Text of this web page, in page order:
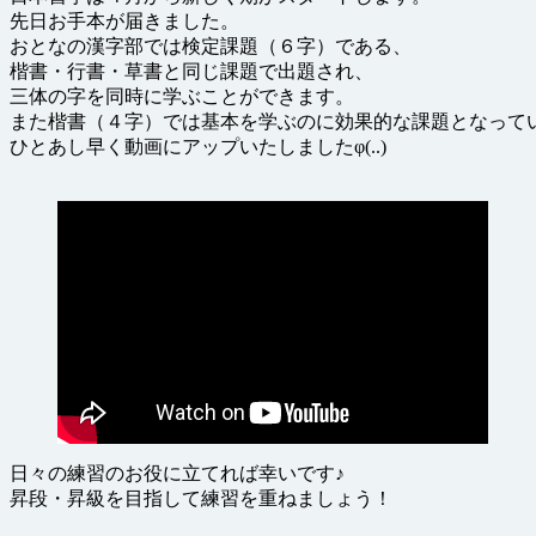
先日お手本が届きました。
おとなの漢字部では検定課題（６字）である、
楷書・行書・草書と同じ課題で出題され、
三体の字を同時に学ぶことができます。
また楷書（４字）では基本を学ぶのに効果的な課題となって
ひとあし早く動画にアップいたしましたφ(..)
日々の練習のお役に立てれば幸いです♪
昇段・昇級を目指して練習を重ねましょう！